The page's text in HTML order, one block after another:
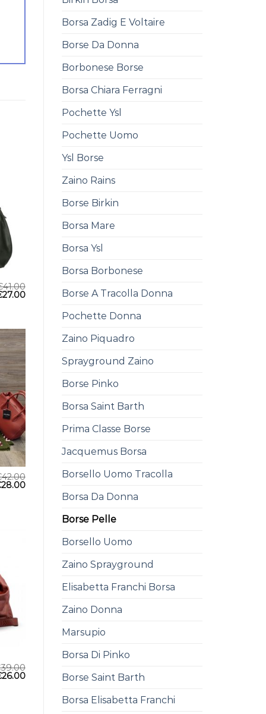
Borsa Zadig E Voltaire
Borse Da Donna
Borbonese Borse
Borsa Chiara Ferragni
Pochette Ysl
Pochette Uomo
Ysl Borse
Zaino Rains
Borse Birkin
Borsa Mare
Borsa Ysl
Borsa Borbonese
Borse A Tracolla Donna
Pochette Donna
Zaino Piquadro
Sprayground Zaino
Borse Pinko
Borsa Saint Barth
Prima Classe Borse
Jacquemus Borsa
Borsello Uomo Tracolla
Borsa Da Donna
Borse Pelle
Borsello Uomo
Zaino Sprayground
Elisabetta Franchi Borsa
Zaino Donna
Marsupio
Borsa Di Pinko
Borse Saint Barth
Borsa Elisabetta Franchi
41.00
27.00
42.00
28.00
39.00
26.00